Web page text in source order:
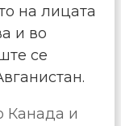
на лицата
и во
се
Канада и